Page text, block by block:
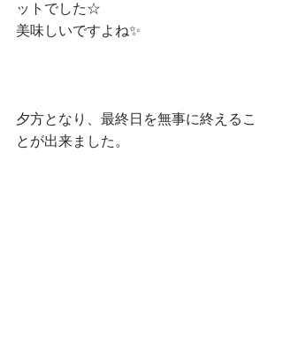
ットでした☆
美味しいですよね✨
夕方となり、最終日を無事に終えるこ
とが出来ました。